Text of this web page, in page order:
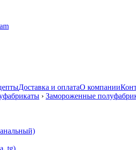
Доставка и оплатаО компании
› Замороженные
tg)